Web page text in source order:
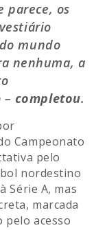
parece, os
mundo
nenhuma, a
completou.
Campeonato
pelo
nordestino
Série A, mas
marcada
acesso